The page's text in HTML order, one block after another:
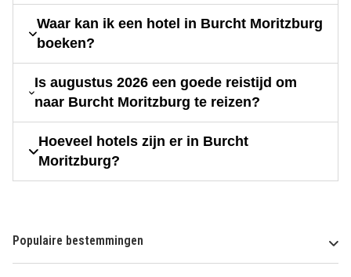
Waar kan ik een hotel in Burcht Moritzburg
boeken?
Is augustus 2026 een goede reistijd om
naar Burcht Moritzburg te reizen?
Hoeveel hotels zijn er in Burcht
Moritzburg?
Populaire bestemmingen